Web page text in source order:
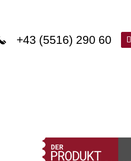
+43 (5516) 290 60